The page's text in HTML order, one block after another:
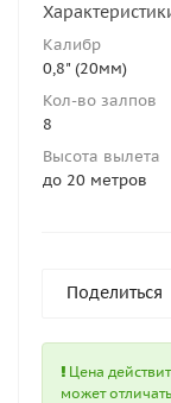
Калибр
0,8" (20мм)
Кол-во залпов
8
Высота вылета
до 20 метров
Поделиться
Цена
может